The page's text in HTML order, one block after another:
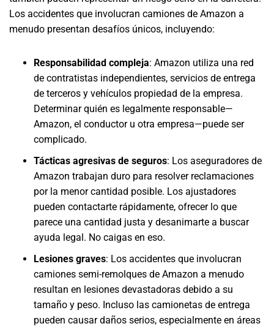
Los accidentes que involucran camiones de Amazon a
menudo presentan desafíos únicos, incluyendo:
Responsabilidad compleja: Amazon utiliza una red
de contratistas independientes, servicios de entrega
de terceros y vehículos propiedad de la empresa.
Determinar quién es legalmente responsable—
Amazon, el conductor u otra empresa—puede ser
complicado.
Tácticas agresivas de seguros: Los aseguradores de
Amazon trabajan duro para resolver reclamaciones
por la menor cantidad posible. Los ajustadores
pueden contactarte rápidamente, ofrecer lo que
parece una cantidad justa y desanimarte a buscar
ayuda legal. No caigas en eso.
Lesiones graves: Los accidentes que involucran
camiones semi-remolques de Amazon a menudo
resultan en lesiones devastadoras debido a su
tamaño y peso. Incluso las camionetas de entrega
pueden causar daños serios, especialmente en áreas